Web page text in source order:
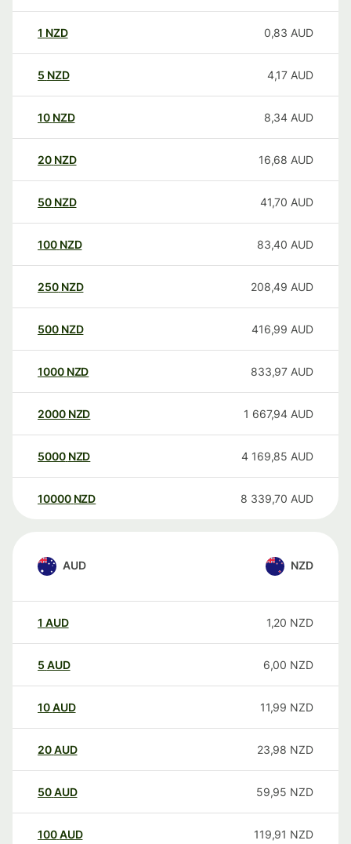
1 NZD 0,83 AUD
5 NZD 4,17 AUD
10 NZD 8,34 AUD
20 NZD 16,68 AUD
50 NZD 41,70 AUD
100 NZD 83,40 AUD
250 NZD 208,49 AUD
500 NZD 416,99 AUD
1000 NZD 833,97 AUD
2000 NZD 1 667,94 AUD
5000 NZD 4 169,85 AUD
10000 NZD 8 339,70 AUD
AUD NZD
1 AUD 1,20 NZD
5 AUD 6,00 NZD
10AUD 11,99 NZD
20AUD 23,98 NZD
50AUD 59,95 NZD
100AUD 119,91 NZD